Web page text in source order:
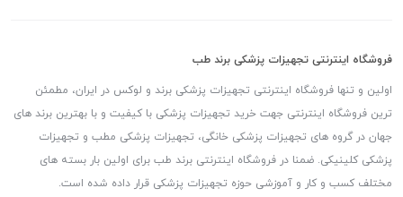
فروشگاه اینترنتی تجهیزات پزشکی برند طب
اولین و تنها فروشگاه اینترنتی تجهیزات پزشکی برند و لوکس در ایران، مطمئن
ترین فروشگاه اینترنتی جهت خرید تجهیزات پزشکی با کیفیت و با بهترین برند های
جهان در گروه های تجهیزات پزشکی خانگی، تجهیزات پزشکی مطب و تجهیزات
پزشکی کلینیکی. ضمنا در فروشگاه اینترنتی برند طب برای اولین بار بسته های
مختلف کسب و کار و آموزشی حوزه تجهیزات پزشکی قرار داده شده است.